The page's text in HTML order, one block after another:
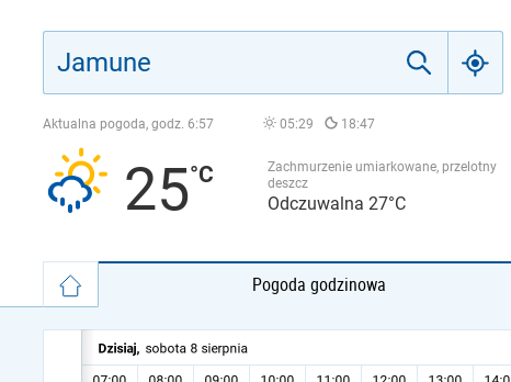
Aktualna pogoda, godz. 6:57 05:29 18:47
25
Zachmurzenie umiarkowane, przelotny
deszcz
Odczuwalna 27°C
Pogoda godzinowa